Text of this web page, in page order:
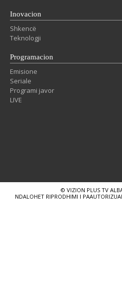
Inovacion
Shkencë
Teknologji
Programacion
Emisione
Seriale
Programi javor
LIVE
© VIZION PLUS TV
NDALOHET RIPRODHIMI I PAAUTORIZUAR